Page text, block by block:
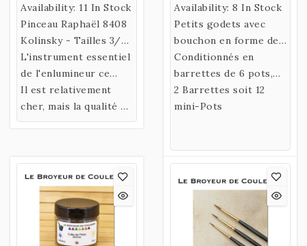
Availability: 11 In Stock
Pinceau Raphaël 8408
Kolinsky - Tailles 3/0,
2/0, 0 et 1
L'instrument essentiel
de l'enlumineur ce
pinceau en purs poils
de Martre est parfait
pour les détails et
Il est relativement
cher, mais la qualité de
ce pinceau est
Availability: 8 In Stock
Petits godets avec
bouchon en forme de
mini-pots de 3ml
Conditionnés en
barrettes de 6 pots,
facilement détachables
à l'aide de ciseaux ou
2 Barrettes soit 12
mini-Pots